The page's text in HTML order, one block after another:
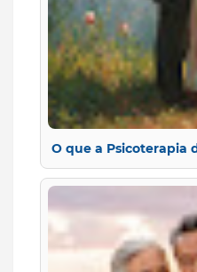
O que a Psicoterapia